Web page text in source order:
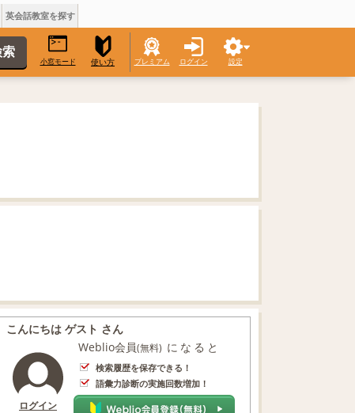
英会話教室を探す
小窓モード 使い方 プレミアム ログイン 設定
こんにちは ゲスト さん
ログイン
Weblio会員(無料) になると
検索履歴を保存できる！
語彙力診断の実施回数増加！